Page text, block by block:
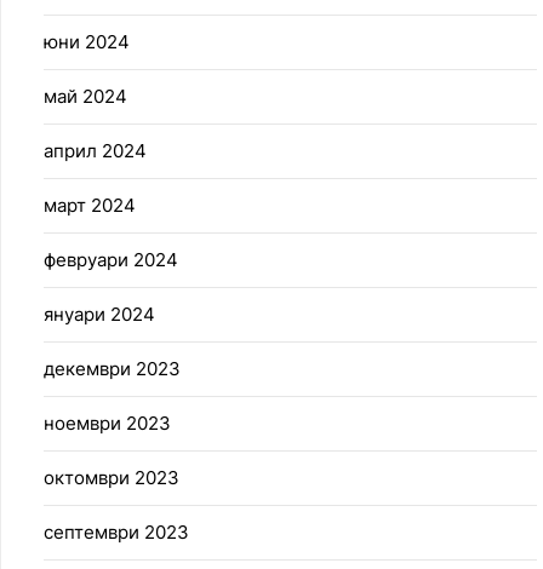
юни 2024
май 2024
април 2024
март 2024
февруари 2024
януари 2024
декември 2023
ноември 2023
октомври 2023
септември 2023